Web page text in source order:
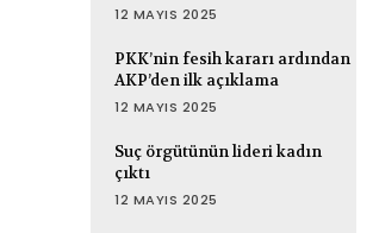
12 MAYIS 2025
PKK’nin fesih kararı ardından
AKP’den ilk açıklama
12 MAYIS 2025
Suç örgütünün lideri kadın
çıktı
12 MAYIS 2025